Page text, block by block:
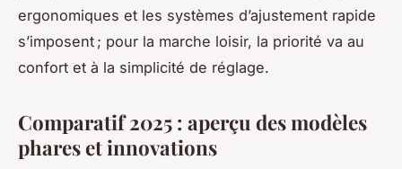
ergonomiques et les systèmes d’ajustement rapide
s’imposent ; pour la marche loisir, la priorité va au
confort et à la simplicité de réglage.
Comparatif 2025 : aperçu des modèles
phares et innovations